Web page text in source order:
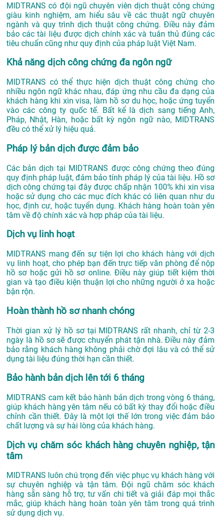
MIDTRANS có đội ngũ chuyên viên dịch thuật công chứng
giàu kinh nghiệm, am hiểu sâu về các thuật ngữ chuyên
ngành và quy trình dịch thuật công chứng. Điều này đảm
bảo các tài liệu được dịch chính xác và tuân thủ đúng các
tiêu chuẩn cũng như quy định của pháp luật Việt Nam.
Khả năng dịch công chứng đa ngôn ngữ
MIDTRANS có thể thực hiện dịch thuật công chứng cho
nhiều ngôn ngữ khác nhau, đáp ứng nhu cầu đa dạng của
khách hàng khi xin visa, làm hồ sơ du học, hoặc ứng tuyển
vào các công ty quốc tế. Bất kể là dịch sang tiếng Anh,
Pháp, Nhật, Hàn, hoặc bất kỳ ngôn ngữ nào, MIDTRANS
đều có thể xử lý hiệu quả.
Pháp lý bản dịch được đảm bảo
Các bản dịch tại MIDTRANS được công chứng theo đúng
quy định pháp luật, đảm bảo tính pháp lý của tài liệu. Hồ sơ
dịch công chứng tại đây được chấp nhận 100% khi xin visa
hoặc sử dụng cho các mục đích khác có liên quan như du
học, định cư, hoặc tuyển dụng. Khách hàng hoàn toàn yên
tâm về độ chính xác và hợp pháp của tài liệu.
Dịch vụ linh hoạt
MIDTRANS mang đến sự tiện lợi cho khách hàng với dịch
vụ linh hoạt, cho phép bạn đến trực tiếp văn phòng để nộp
hồ sơ hoặc gửi hồ sơ online. Điều này giúp tiết kiệm thời
gian và tạo điều kiện thuận lợi cho những người ở xa hoặc
bận rộn.
Hoàn thành hồ sơ nhanh chóng
Thời gian xử lý hồ sơ tại MIDTRANS rất nhanh, chỉ từ 2-3
ngày là hồ sơ sẽ được chuyển phát tận nhà. Điều này đảm
bảo rằng khách hàng không phải chờ đợi lâu và có thể sử
dụng tài liệu đúng thời hạn cần thiết.
Bảo hành bản dịch lên tới 6 tháng
MIDTRANS cam kết bảo hành bản dịch trong vòng 6 tháng,
giúp khách hàng yên tâm nếu có bất kỳ thay đổi hoặc điều
chỉnh cần thiết. Đây là một lợi thế lớn trong việc đảm bảo
chất lượng và sự hài lòng của khách hàng.
Dịch vụ chăm sóc khách hàng chuyên nghiệp, tận
tâm
MIDTRANS luôn chú trọng đến việc phục vụ khách hàng với
sự chuyên nghiệp và tận tâm. Đội ngũ chăm sóc khách
hàng sẵn sàng hỗ trợ, tư vấn chi tiết và giải đáp mọi thắc
mắc, giúp khách hàng hoàn toàn yên tâm trong quá trình
sử dụng dịch vụ.